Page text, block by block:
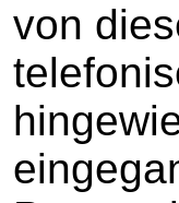
von